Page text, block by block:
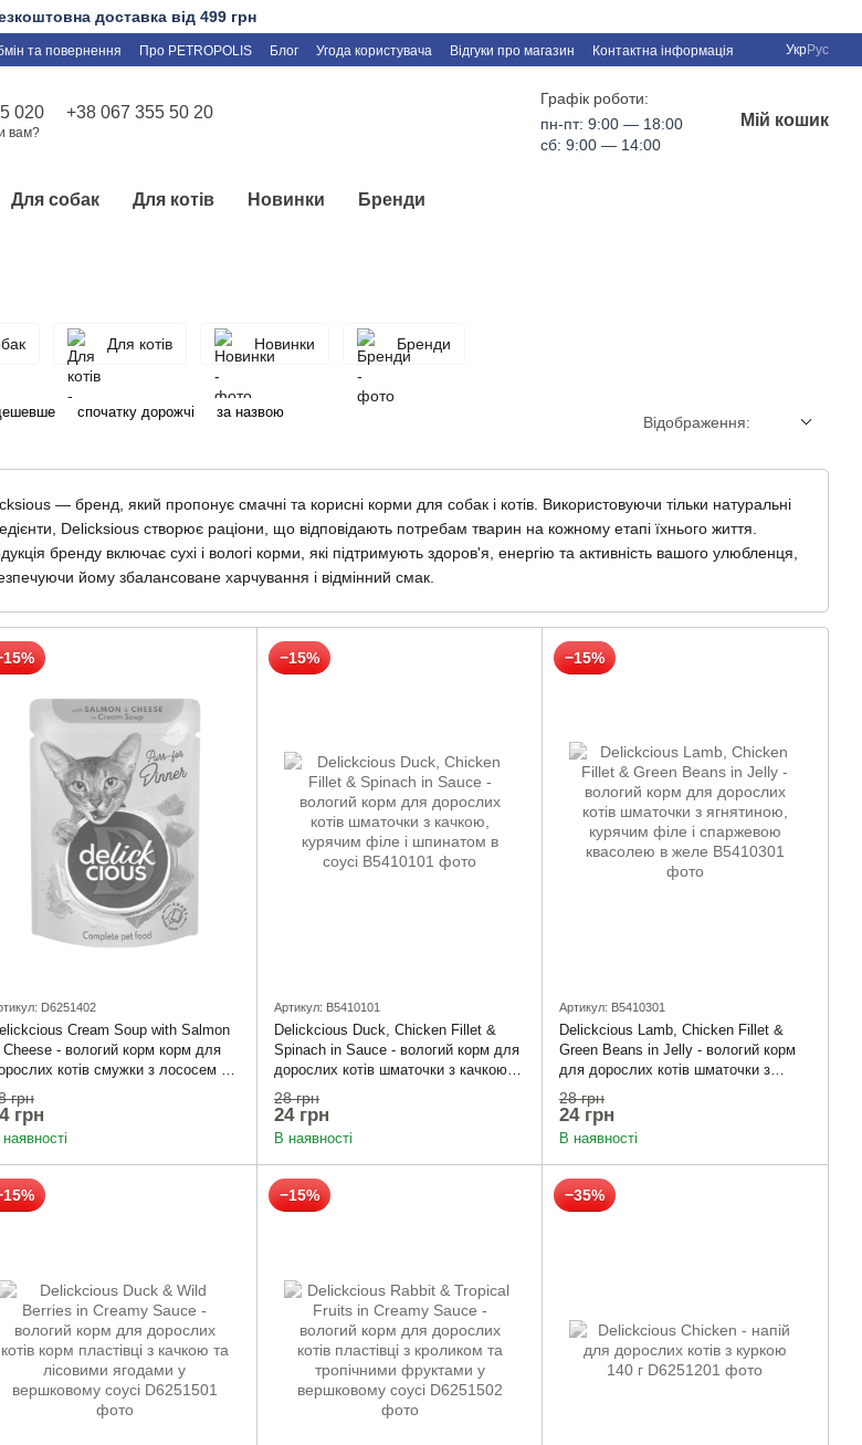
доставка від 499 грн
та повернення Про PETROPOLIS Блог Угода користувача Відгуки про магазин Контактна інформація УкрРус
020 +38 067 355 50 20
вам?
Графік роботи:
пн-пт: 9:00 — 18:00
сб: 9:00 — 14:00
Мій кошик
Для собак Для котів Новинки Бренди
Для котів Новинки Бренди
спочатку дорожчі за назвою
Відображення:
— бренд, який пропонує смачні та корисні корми для собак і котів. Використовуючи тільки натуральні
Delicksious створює раціони, що відповідають потребам тварин на кожному етапі їхнього життя.
бренду включає сухі і вологі корми, які підтримують здоров'я, енергію та активність вашого улюбленця,
йому збалансоване харчування і відмінний смак.
D6251402
Cream Soup with Salmon
Cheese - вологий корм корм для
котів смужки з лососем та
в крем-супі
грн
грн
−15%
Артикул: B5410101
Delickcious Duck, Chicken Fillet &
Spinach in Sauce - вологий корм для
дорослих котів шматочки з качкою,
курячим філе і шпинатом в соусі
28 грн
24 грн
В наявності
−15%
Артикул: B5410301
Delickcious Lamb, Chicken Fillet &
Green Beans in Jelly - вологий корм
для дорослих котів шматочки з
ягнятиною, курячим філе і
спаржевою квасолею в желе
28 грн
24 грн
В наявності
−15% −35%